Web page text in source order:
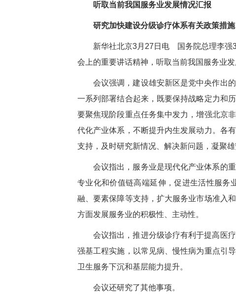
听取当前我国服务业发展情况汇报
研究加快建设分级诊疗体系有关政策措施
新华社北京3月27日电 国务院总理李强
会上的重要讲话精神，听取当前我国服务业
会议强调，建设雄安新区是党中央作出
一系列部署结合起来，既要保持战略定力和
要聚焦现阶段重点任务集中发力，增强北京
代化产业体系，不断提升内生发展动力。各
支持，及时研究新情况、解决新问题，凝聚
会议指出，服务业是现代化产业体系的
专业化和价值链高端延伸，促进生活性服务
融、要素保障等支持，扩大服务业市场准入
方面发展服务业的积极性、主动性。
会议指出，推进分级诊疗有利于提高医
强基工程实施，以常见病、慢性病为重点引
卫生服务下沉和基层能力提升。
会议还研究了其他事项。